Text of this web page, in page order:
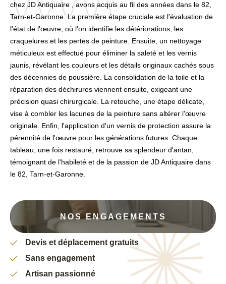
chez JD Antiquaire , avons acquis au fil des années dans le 82,
Tarn-et-Garonne. La première étape cruciale est l'évaluation de
l'état de l'œuvre, où l'on identifie les détériorations, les
craquelures et les pertes de peinture. Ensuite, un nettoyage
méticuleux est effectué pour éliminer la saleté et les vernis
jaunis, révélant les couleurs et les détails originaux cachés sous
des décennies de poussière. La consolidation de la toile et la
réparation des déchirures viennent ensuite, exigeant une
précision quasi chirurgicale. La retouche, une étape délicate,
vise à combler les lacunes de la peinture sans altérer l'œuvre
originale. Enfin, l'application d'un vernis de protection assure la
pérennité de l'œuvre pour les générations futures. Chaque
tableau, une fois restauré, retrouve sa splendeur d'antan,
témoignant de l'habileté et de la passion de JD Antiquaire dans
le 82, Tarn-et-Garonne.
NOS ENGAGEMENTS
Devis et déplacement gratuits
Sans engagement
Artisan passionné